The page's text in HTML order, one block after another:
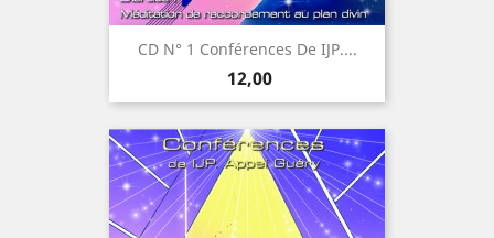
CD N° 1 Conférences De IJP....
Prijs
12,00